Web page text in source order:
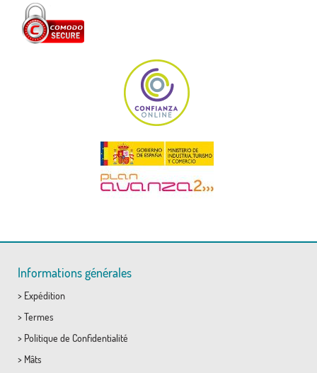
Informations générales
> Expédition
> Termes
> Politique de Confidentialité
> Mâts